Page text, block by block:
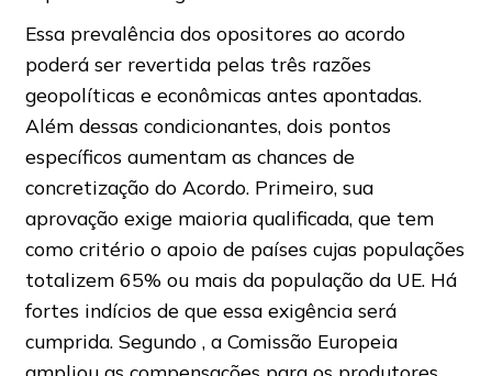
Essa prevalência dos opositores ao acordo
poderá ser revertida pelas três razões
geopolíticas e econômicas antes apontadas.
Além dessas condicionantes, dois pontos
específicos aumentam as chances de
concretização do Acordo. Primeiro, sua
aprovação exige maioria qualificada, que tem
como critério o apoio de países cujas populações
totalizem 65% ou mais da população da UE. Há
fortes indícios de que essa exigência será
cumprida. Segundo , a Comissão Europeia